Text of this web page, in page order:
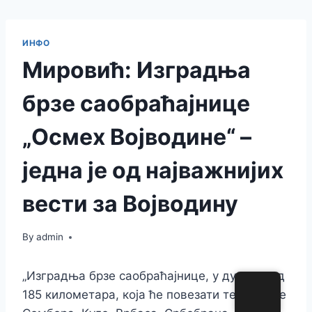
ИНФО
Мировић: Изградња
брзе саобраћајнице
„Осмех Војводине“ –
једна је од најважнијих
вести за Војводину
By admin
„Изградња брзе саобраћајнице, у дужини од
185 километара, која ће повезати територије